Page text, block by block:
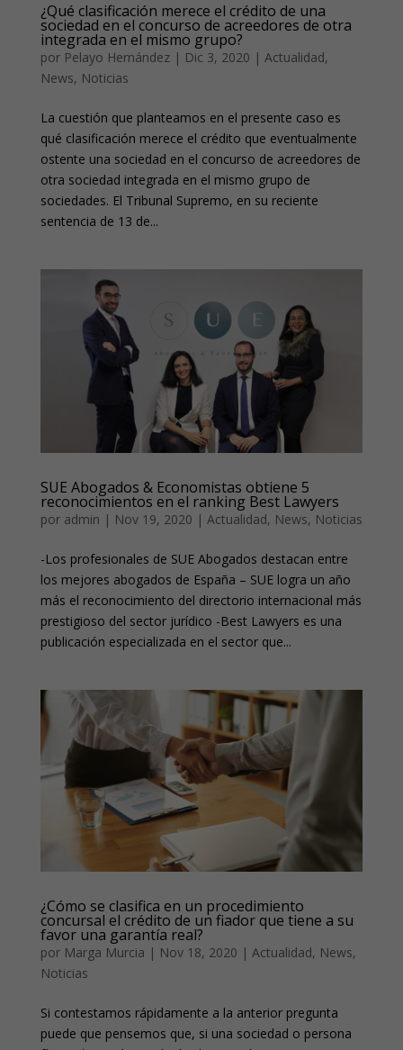
¿Qué clasificación merece el crédito de una
sociedad en el concurso de acreedores de otra
integrada en el mismo grupo?
por Pelayo Hernández| Dic 3, 2020 | Actualidad,
News, Noticias
La cuestión que planteamos en el presente caso es
qué clasificación merece el crédito que eventualmente
ostente una sociedad en el concurso de acreedores de
otra sociedad integrada en el mismo grupo de
sociedades. El Tribunal Supremo, en su reciente
sentencia de 13 de...
SUE Abogados & Economistas obtiene 5
reconocimientos en el ranking Best Lawyers
por admin | Nov 19, 2020 | Actualidad, News, Noticias
-Los profesionales de SUE Abogados destacan entre
los mejores abogados de España – SUE logra un año
más el reconocimiento del directorio internacional más
prestigioso del sector jurídico -Best Lawyers es una
publicación especializada en el sector que...
¿Cómo se clasifica en un procedimiento
concursal el crédito de un fiador que tiene a su
favor una garantía real?
por Marga Murcia | Nov 18, 2020 | Actualidad, News,
Noticias
Si contestamos rápidamente a la anterior pregunta
puede que pensemos que, si una sociedad o persona